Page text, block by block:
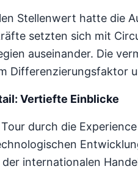
Stellenwert hatte die
setzten sich mit
auseinander. Die
Differenzierungsfaktor
Vertiefte Einblicke
durch die
der internationalen